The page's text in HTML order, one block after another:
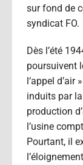
sur fond de
syndicat FO.
Dès l’été
poursuivent
l‘appel
induits par
production
l’usine
Pourtant, il